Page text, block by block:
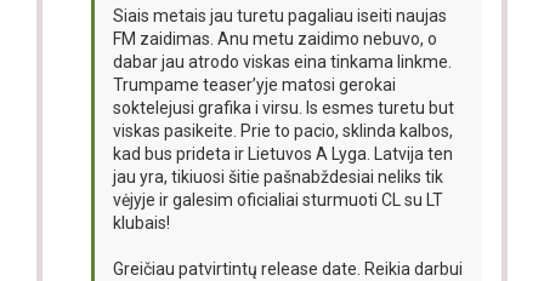
Siais metais jau turetu pagaliau iseiti naujas
FM zaidimas. Anu metu zaidimo nebuvo, o
dabar jau atrodo viskas eina tinkama linkme.
Trumpame teaser’yje matosi gerokai
soktelejusi grafika i virsu. Is esmes turetu but
viskas pasikeite. Prie to pacio, sklinda kalbos,
kad bus prideta ir Lietuvos A Lyga. Latvija ten
jau yra, tikiuosi šitie pašnabždesiai neliks tik
vėjyje ir galesim oficialiai sturmuoti CL su LT
klubais!
Greičiau patvirtintų release date. Reikia darbui